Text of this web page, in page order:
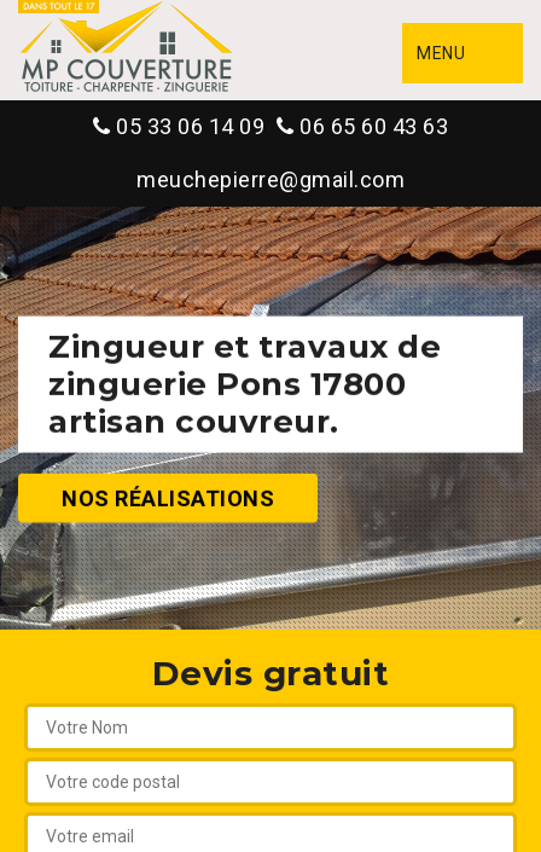
MENU
05 33 06 14 09 06 65 60 43 63
meuchepierre@gmail.com
Zingueur et travaux de
zinguerie Pons 17800
artisan couvreur.
NOS RÉALISATIONS
Devis gratuit